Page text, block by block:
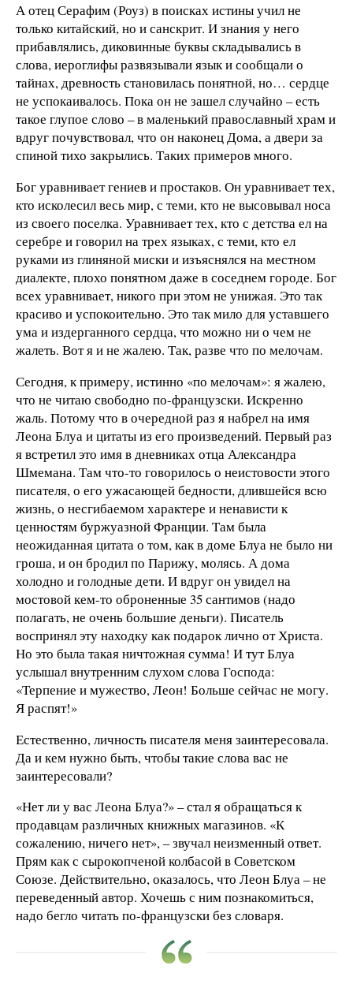
А отец Серафим (Роуз) в поисках истины учил не
только китайский, но и санскрит. И знания у него
прибавлялись, диковинные буквы складывались в
слова, иероглифы развязывали язык и сообщали о
тайнах, древность становилась понятной, но… сердце
не успокаивалось. Пока он не зашел случайно – есть
такое глупое слово – в маленький православный храм и
вдруг почувствовал, что он наконец Дома, а двери за
спиной тихо закрылись. Таких примеров много.
Бог уравнивает гениев и простаков. Он уравнивает тех,
кто исколесил весь мир, с теми, кто не высовывал носа
из своего поселка. Уравнивает тех, кто с детства ел на
серебре и говорил на трех языках, с теми, кто ел
руками из глиняной миски и изъяснялся на местном
диалекте, плохо понятном даже в соседнем городе. Бог
всех уравнивает, никого при этом не унижая. Это так
красиво и успокоительно. Это так мило для уставшего
ума и издерганного сердца, что можно ни о чем не
жалеть. Вот я и не жалею. Так, разве что по мелочам.
Сегодня, к примеру, истинно «по мелочам»: я жалею,
что не читаю свободно по-французски. Искренно
жаль. Потому что в очередной раз я набрел на имя
Леона Блуа и цитаты из его произведений. Первый раз
я встретил это имя в дневниках отца Александра
Шмемана. Там что-то говорилось о неистовости этого
писателя, о его ужасающей бедности, длившейся всю
жизнь, о несгибаемом характере и ненависти к
ценностям буржуазной Франции. Там была
неожиданная цитата о том, как в доме Блуа не было ни
гроша, и он бродил по Парижу, молясь. А дома
холодно и голодные дети. И вдруг он увидел на
мостовой кем-то оброненные 35 сантимов (надо
полагать, не очень большие деньги). Писатель
воспринял эту находку как подарок лично от Христа.
Но это была такая ничтожная сумма! И тут Блуа
услышал внутренним слухом слова Господа:
«Терпение и мужество, Леон! Больше сейчас не могу.
Я распят!»
Естественно, личность писателя меня заинтересовала.
Да и кем нужно быть, чтобы такие слова вас не
заинтересовали?
«Нет ли у вас Леона Блуа?» – стал я обращаться к
продавцам различных книжных магазинов. «К
сожалению, ничего нет», – звучал неизменный ответ.
Прям как с сырокопченой колбасой в Советском
Союзе. Действительно, оказалось, что Леон Блуа – не
переведенный автор. Хочешь с ним познакомиться,
надо бегло читать по-французски без словаря.